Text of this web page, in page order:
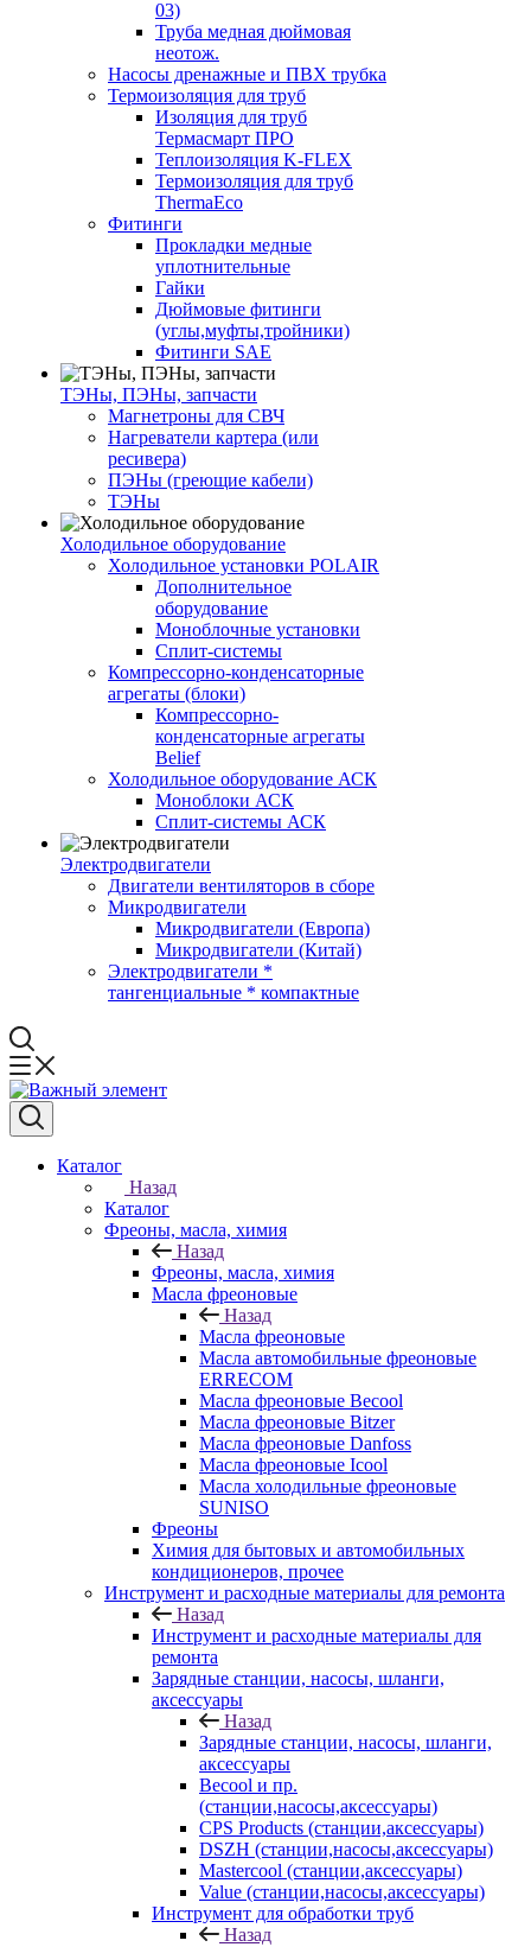
03)
Труба медная дюймовая
неотож.
Насосы дренажные и ПВХ трубка
Термоизоляция для труб
Изоляция для труб
Термасмарт ПРО
Теплоизоляция K-FLEX
Термоизоляция для труб
ThermaEco
Фитинги
Прокладки медные
уплотнительные
Гайки
Дюймовые фитинги
(углы,муфты,тройники)
Фитинги SAE
ТЭНы, ПЭНы, запчасти
Магнетроны для СВЧ
Нагреватели картера (или
ресивера)
ПЭНы (греющие кабели)
ТЭНы
Холодильное оборудование
Холодильное установки POLAIR
Дополнительное
оборудование
Моноблочные установки
Сплит-системы
Компрессорно-конденсаторные
агрегаты (блоки)
Компрессорно-
конденсаторные агрегаты
Belief
Холодильное оборудование АСК
Моноблоки АСК
Сплит-системы АСК
Электродвигатели
Двигатели вентиляторов в сборе
Микродвигатели
Микродвигатели (Европа)
Микродвигатели (Китай)
Электродвигатели *
тангенциальные * компактные
Каталог
Назад
Каталог
Фреоны, масла, химия
Назад
Фреоны, масла, химия
Масла фреоновые
Назад
Масла фреоновые
Масла автомобильные фреоновые
ERRECOM
Масла фреоновые Becool
Масла фреоновые Bitzer
Масла фреоновые Danfoss
Масла фреоновые Icool
Масла холодильные фреоновые
SUNISO
Фреоны
Химия для бытовых и автомобильных
кондиционеров, прочее
Инструмент и расходные материалы для ремонта
Назад
Инструмент и расходные материалы для
ремонта
Зарядные станции, насосы, шланги,
аксессуары
Назад
Зарядные станции, насосы, шланги,
аксессуары
Becool и пр.
(станции,насосы,аксессуары)
CPS Products (станции,аксессуары)
DSZH (станции,насосы,аксессуары)
Mastercool (станции,аксессуары)
Value (станции,насосы,аксессуары)
Инструмент для обработки труб
Назад